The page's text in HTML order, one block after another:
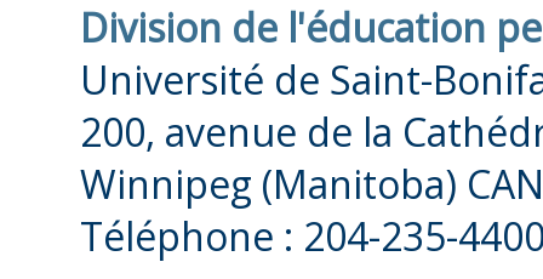
conduite
soumis votre
inconnu), que vous
vous avez pris
entrevue de
Division de l'éducation
Université de Saint-
200, avenue de la
Winnipeg (Manitoba)
Téléphone : 204-235-